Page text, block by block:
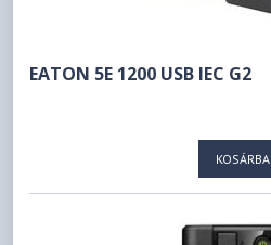
EATON 5E 1200 USB IEC G2
KOSÁRBA